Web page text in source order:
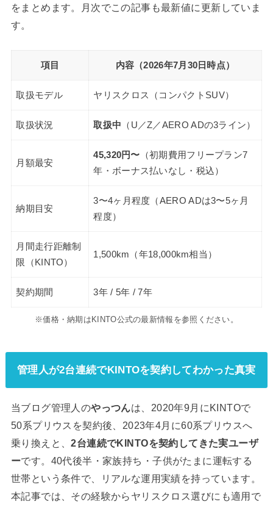
をまとめます。月次でこの記事も最新値に更新していま
す。
項目 内容（2026年7月30日時点）
取扱モデル ヤリスクロス（コンパクトSUV）
取扱状況 取扱中 （U／Z／AERO ADの3ライン）
月額最安
45,320円〜 （初期費用フリープラン7
年・ボーナス払いなし・税込）
納期目安
3〜4ヶ月程度（AERO ADは3〜5ヶ月
程度）
月間走行距離制
限（KINTO）
1,500km（年18,000km相当）
契約期間 3年 / 5年 / 7年
※価格・納期はKINTO公式の最新情報を参照ください。
管理人が2台連続でKINTOを契約してわかった真実
当ブログ管理人のやっつんは、2020年9月にKINTOで
50系プリウスを契約後、2023年4月に60系プリウスへ
乗り換えと、2台連続でKINTOを契約してきた実ユーザ
ーです。40代後半・家族持ち・子供がたまに運転する
世帯という条件で、リアルな運用実績を持っています。
本記事では、その経験からヤリスクロス選びにも適用で